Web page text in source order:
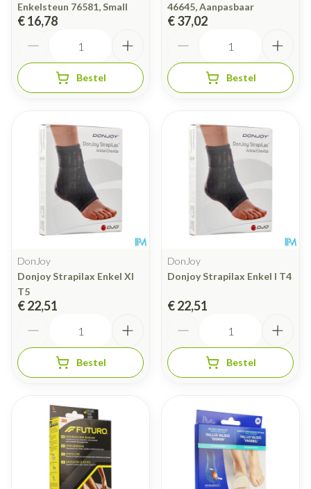
Enkelsteun 76581, Small
€ 16,78
Bestel
46645, Aanpasbaar
€ 37,02
Bestel
DonJoy
Donjoy Strapilax Enkel Xl
T5
€ 22,51
Bestel
DonJoy
Donjoy Strapilax Enkel l T4
€ 22,51
Bestel